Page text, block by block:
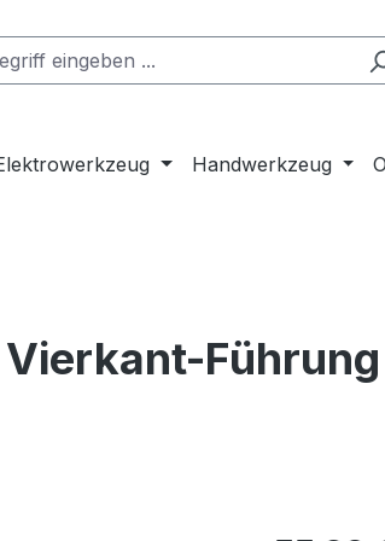
Handwerkzeug
Führung